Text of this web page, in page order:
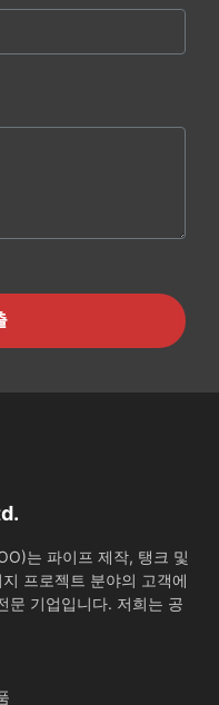
는 파이프 제작, 탱크 및
프로젝트 분야의 고객에
문 기업입니다. 저희는 공